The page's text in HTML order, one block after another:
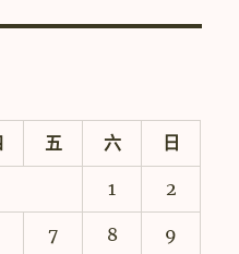
五 六 日
1 2
7 8 9